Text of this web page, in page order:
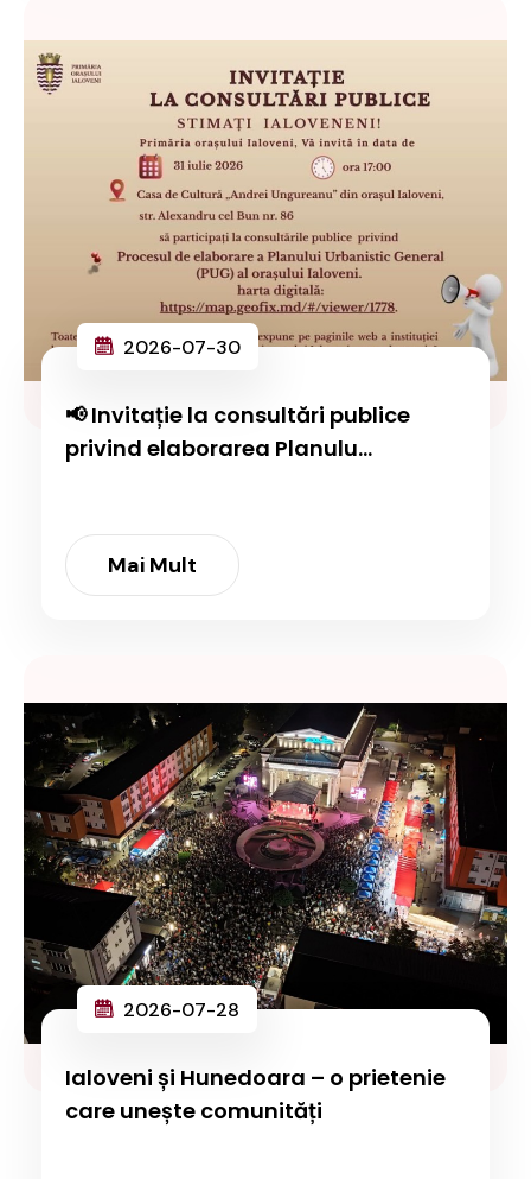
2026-07-30
📢 Invitație la consultări publice
privind elaborarea Planulu...
Mai Mult
2026-07-28
Ialoveni și Hunedoara – o prietenie
care unește comunități